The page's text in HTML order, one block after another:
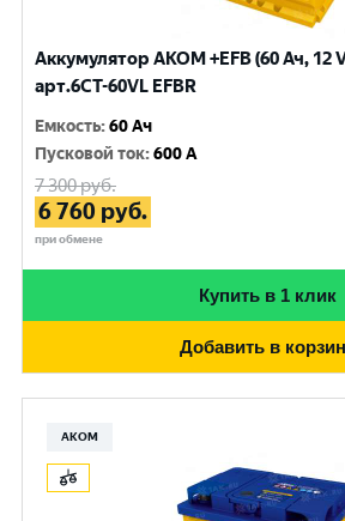
Аккумулятор AKOM +EFB (60 Ач, 12
арт.6CТ-60VL EFBR
Емкость:60 Ач
Пусковой ток:600 A
7 300руб.
6 760 руб.
при обмене
Купить в 1 клик
Добавить в
АКОМ